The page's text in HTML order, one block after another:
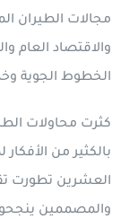
مجالات الطيران
والاقتصاد العام
الخطوط الجوية
كثرت محاولات
بالكثير من
العشرين تطورت
والمصممين